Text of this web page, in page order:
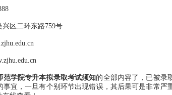
区二环东路759号
范学院专升本拟录取考试须知的全部内容了，已被录
事宜，一旦有个别环节出现错误，其后果可是非常